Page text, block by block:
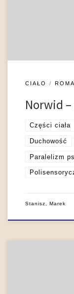
CIAŁO
Norwid –
Części ciała
Duchowość
Paralelizm
Stanisz, Marek